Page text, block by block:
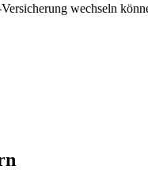
wechseln